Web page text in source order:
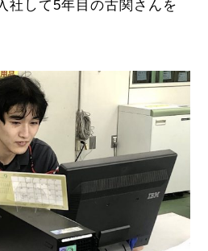
社して5年目の古関さんを